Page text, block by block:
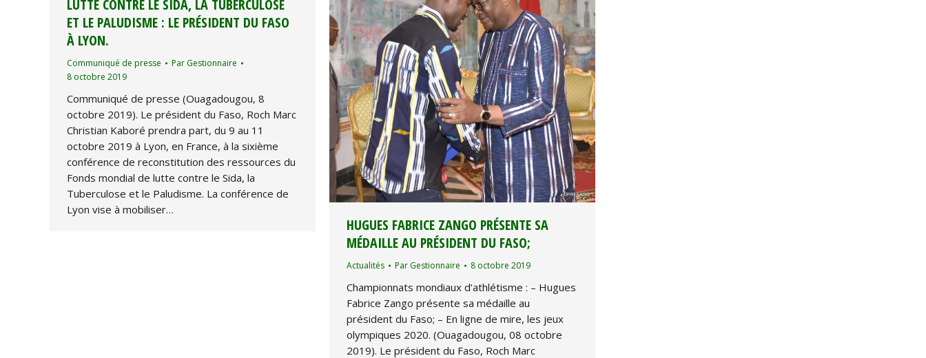
LUTTE CONTRE LE SIDA, LA TUBERCULOSE
ET LE PALUDISME : LE PRÉSIDENT DU FASO
À LYON.
Communiqué de presse Par Gestionnaire
8 octobre 2019
Communiqué de presse (Ouagadougou, 8
octobre 2019). Le président du Faso, Roch Marc
Christian Kaboré prendra part, du 9 au 11
octobre 2019 à Lyon, en France, à la sixième
conférence de reconstitution des ressources du
Fonds mondial de lutte contre le Sida, la
Tuberculose et le Paludisme. La conférence de
Lyon vise à mobiliser…
HUGUES FABRICE ZANGO PRÉSENTE SA
MÉDAILLE AU PRÉSIDENT DU FASO;
Actualités Par Gestionnaire 8 octobre 2019
Championnats mondiaux d’athlétisme : – Hugues
Fabrice Zango présente sa médaille au
président du Faso; – En ligne de mire, les jeux
olympiques 2020. (Ouagadougou, 08 octobre
2019). Le président du Faso, Roch Marc